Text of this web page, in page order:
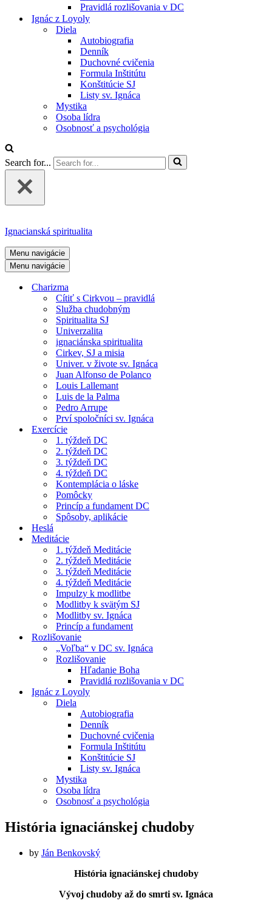
Pravidlá rozlišovania v DC
Ignác z Loyoly
Diela
Autobiografia
Denník
Duchovné cvičenia
Formula Inštitútu
Konštitúcie SJ
Listy sv. Ignáca
Mystika
Osoba lídra
Osobnosť a psychológia
Search for...
Ignacianská spiritualita
Menu navigácie
Menu navigácie
Charizma
Cítiť s Cirkvou – pravidlá
Služba chudobným
Spiritualita SJ
Univerzalita
ignaciánska spiritualita
Cirkev, SJ a misia
Univer. v živote sv. Ignáca
Juan Alfonso de Polanco
Louis Lallemant
Luis de la Palma
Pedro Arrupe
Prví spoločníci sv. Ignáca
Exercície
1. týždeň DC
2. týždeň DC
3. týždeň DC
4. týždeň DC
Kontemplácia o láske
Pomôcky
Princíp a fundament DC
Spôsoby, aplikácie
Heslá
Meditácie
1. týždeň Meditácie
2. týždeň Meditácie
3. týždeň Meditácie
4. týždeň Meditácie
Impulzy k modlitbe
Modlitby k svätým SJ
Modlitby sv. Ignáca
Princíp a fundament
Rozlišovanie
„Voľba“ v DC sv. Ignáca
Rozlišovanie
Hľadanie Boha
Pravidlá rozlišovania v DC
Ignác z Loyoly
Diela
Autobiografia
Denník
Duchovné cvičenia
Formula Inštitútu
Konštitúcie SJ
Listy sv. Ignáca
Mystika
Osoba lídra
Osobnosť a psychológia
História ignaciánskej chudoby
by Ján Benkovský
História ignaciánskej chudoby
Vývoj chudoby až do smrti sv. Ignáca